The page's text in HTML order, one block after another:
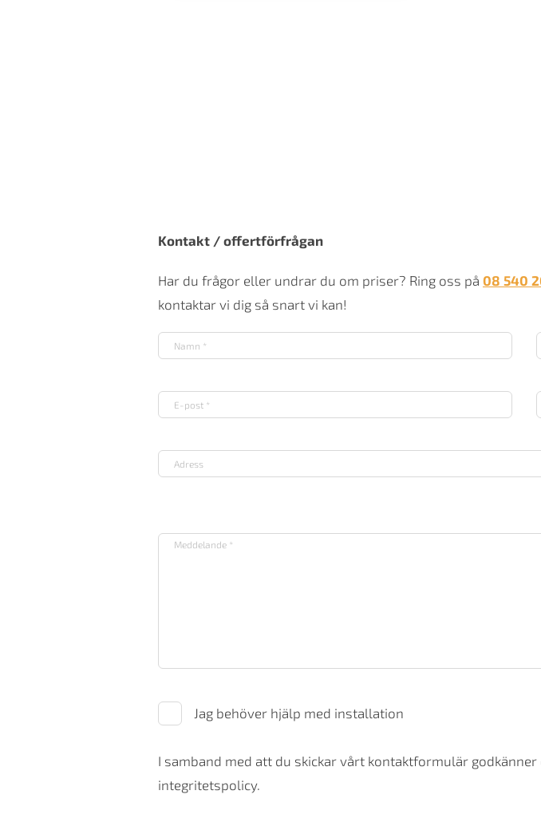
Kontakt / offertförfrågan
Har du frågor eller undrar du om priser? Ring oss på 08 540
kontaktar vi dig så snart vi kan!
Jag behöver hjälp med installation
I samband med att du skickar vårt kontaktformulär
integritetspolicy.